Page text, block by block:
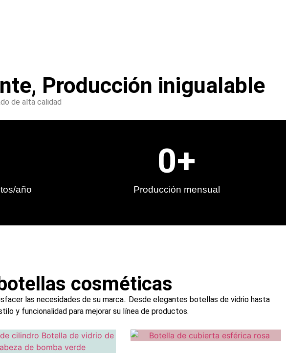
Producción inigualable
de alta calidad
año Producción mensual
0+
cosméticas
las necesidades de su marca.. Desde elegantes botellas de vidrio hasta
y funcionalidad para mejorar su línea de productos.